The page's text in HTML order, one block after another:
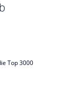
Top 3000